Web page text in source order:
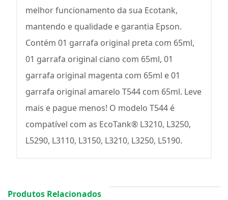
melhor funcionamento da sua Ecotank,
mantendo e qualidade e garantia Epson.
Contém 01 garrafa original preta com 65ml,
01 garrafa original ciano com 65ml, 01
garrafa original magenta com 65ml e 01
garrafa original amarelo T544 com 65ml. Leve
mais e pague menos! O modelo T544 é
compatível com as EcoTank® L3210, L3250,
L5290, L3110, L3150, L3210, L3250, L5190.
Produtos Relacionados